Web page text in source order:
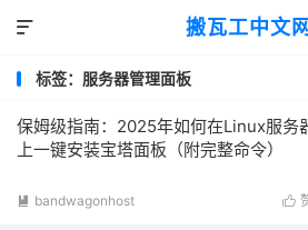
搬瓦工中文网

标签：服务器管理面板
保姆级指南：2025年如何在Linux服务
上一键安装宝塔面板（附完整命令）

 bandwagonhost